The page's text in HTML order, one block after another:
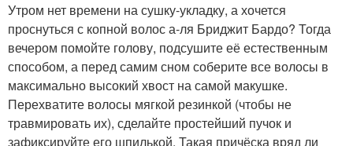
Утром нет времени на сушку-укладку, а хочется
проснуться с копной волос а-ля Бриджит Бардо? Тогда
вечером помойте голову, подсушите её естественным
способом, а перед самим сном соберите все волосы в
максимально высокий хвост на самой макушке.
Перехватите волосы мягкой резинкой (чтобы не
травмировать их), сделайте простейший пучок и
зафиксируйте его шпилькой. Такая причёска вряд ли